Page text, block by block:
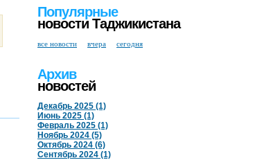
Популярные
новости Таджикистана
все новости вчера сегодня
Архив
новостей
Декабрь 2025 (1)
Июнь 2025 (1)
Февраль 2025 (1)
Ноябрь 2024 (5)
Октябрь 2024 (6)
Сентябрь 2024 (1)